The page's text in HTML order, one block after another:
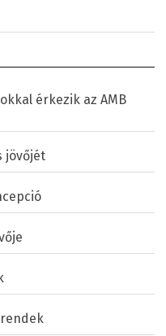
érkezik az AMB
jövőjét